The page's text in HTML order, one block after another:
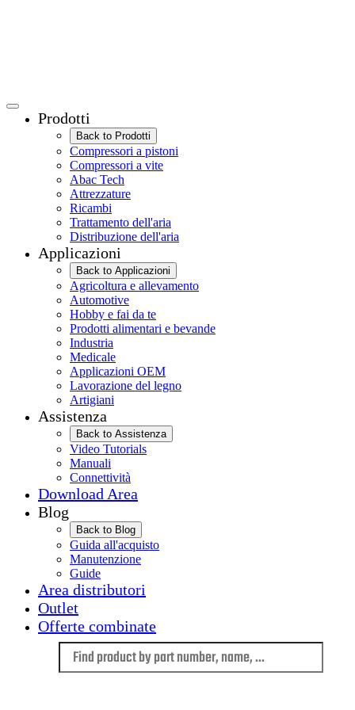
Prodotti
Back to Prodotti
Compressori a pistoni
Compressori a vite
Abac Tech
Attrezzature
Ricambi
Trattamento dell'aria
Distribuzione dell'aria
Applicazioni
Back to Applicazioni
Agricoltura e allevamento
Automotive
Hobby e fai da te
Prodotti alimentari e bevande
Industria
Medicale
Applicazioni OEM
Lavorazione del legno
Artigiani
Assistenza
Back to Assistenza
Video Tutorials
Manuali
Connettività
Download Area
Blog
Back to Blog
Guida all'acquisto
Manutenzione
Guide
Area distributori
Outlet
Offerte combinate